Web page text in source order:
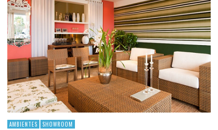
AMBIENTES SHOWROOM